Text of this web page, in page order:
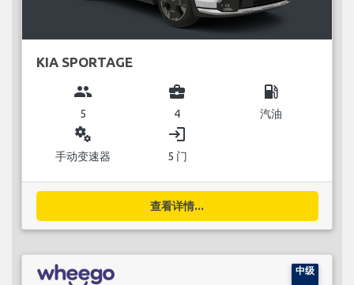
KIA SPORTAGE
group
5
business_center
4
local_gas_station
汽油
miscellaneous_services
手动变速器
login
5 门
查看详情...
中级